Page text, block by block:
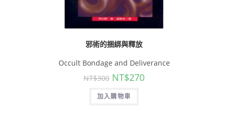
邪術的捆綁與釋放
Occult Bondage and Deliverance
NT$300 NT$270
加入購物車